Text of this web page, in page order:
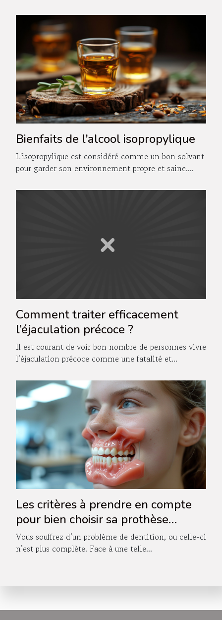
Bienfaits de l'alcool isopropylique
L'isopropylique est considéré comme un bon solvant
pour garder son environnement propre et saine....
Comment traiter efficacement
l’éjaculation précoce ?
Il est courant de voir bon nombre de personnes vivre
l’éjaculation précoce comme une fatalité et...
Les critères à prendre en compte
pour bien choisir sa prothèse
dentaire
Vous souffrez d’un problème de dentition, ou celle-ci
n’est plus complète. Face à une telle...